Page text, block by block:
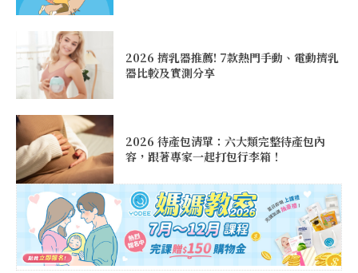
2026 擠乳器推薦! 7款熱門手動、電動擠乳
器比較及實測分享
2026 待產包清單：六大類完整待產包內
容，跟著專家一起打包行李箱！